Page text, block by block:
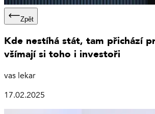
Zpět
Kde nestíhá stát, tam přichází
všímají si toho i investoři
vas lekar
17.02.2025